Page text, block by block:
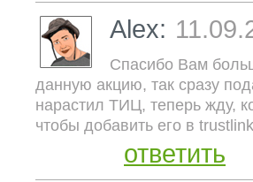
Alex:
Спасибо Вам
данную акцию, так сразу
нарастил ТИЦ, теперь жду,
чтобы добавить его в
ответить